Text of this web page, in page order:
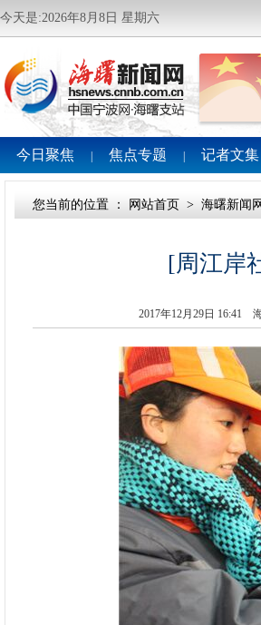
今天是:2026年8月8日 星期六
今日聚焦 焦点专题 记者文集
您当前的位置 ： 网站首页 > 海曙新闻网
[周江岸
2017年12月29日 16:41